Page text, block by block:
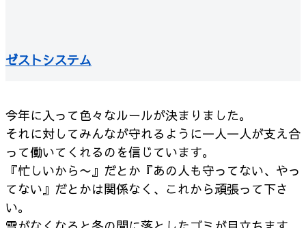
ゼストシステム
今年に入って色々なルールが決まりました。
それに対してみんなが守れるように一人一人が支え合
って働いてくれるのを信じています。
『忙しいから〜』だとか『あの人も守ってない、やっ
てない』だとかは関係なく、これから頑張って下さ
い。